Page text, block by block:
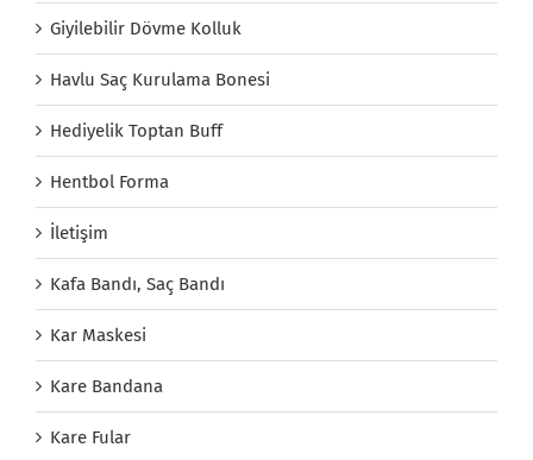
Giyilebilir Dövme Kolluk
Havlu Saç Kurulama Bonesi
Hediyelik Toptan Buff
Hentbol Forma
İletişim
Kafa Bandı, Saç Bandı
Kar Maskesi
Kare Bandana
Kare Fular